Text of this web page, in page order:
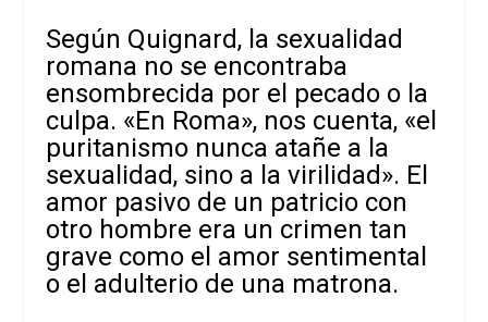
Según Quignard, la sexualidad
romana no se encontraba
ensombrecida por el pecado o la
culpa. «En Roma», nos cuenta, «el
puritanismo nunca atañe a la
sexualidad, sino a la virilidad». El
amor pasivo de un patricio con
otro hombre era un crimen tan
grave como el amor sentimental
o el adulterio de una matrona.